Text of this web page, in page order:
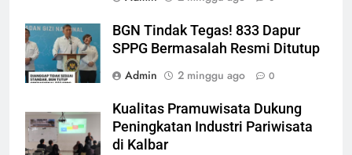
BGN Tindak Tegas! 833 Dapur
SPPG Bermasalah Resmi Ditutup
Admin
2 minggu ago 0
Kualitas Pramuwisata Dukung
Peningkatan Industri Pariwisata
di Kalbar